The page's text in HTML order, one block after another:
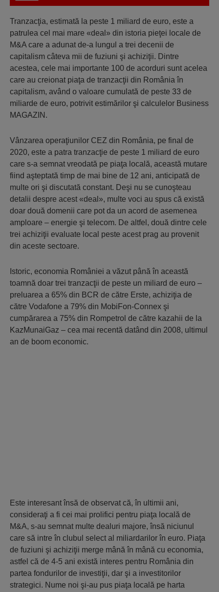
Tranzacţia, estimată la peste 1 miliard de euro, este a
patrulea cel mai mare «deal» din istoria pieţei locale de
M&A care a adunat de-a lungul a trei decenii de
capitalism câteva mii de fuziuni şi achiziţii. Dintre
acestea, cele mai importante 100 de acorduri sunt acelea
care au creionat piaţa de tranzacţii din România în
capitalism, având o valoare cumulată de peste 33 de
miliarde de euro, potrivit estimărilor şi calculelor Business
MAGAZIN.
Vânzarea operaţiunilor CEZ din România, pe final de
2020, este a patra tranzacţie de peste 1 miliard de euro
care s-a semnat vreodată pe piaţa locală, această mutare
fiind aşteptată timp de mai bine de 12 ani, anticipată de
multe ori şi discutată constant. Deşi nu se cunoşteau
detalii despre acest «deal», multe voci au spus că există
doar două domenii care pot da un acord de asemenea
amploare – energie şi telecom. De altfel, două dintre cele
trei achiziţii evaluate local peste acest prag au provenit
din aceste sectoare.
Istoric, economia României a văzut până în această
toamnă doar trei tranzacţii de peste un miliard de euro –
preluarea a 65% din BCR de către Erste, achiziţia de
către Vodafone a 79% din MobiFon-Connex şi
cumpărarea a 75% din Rompetrol de către kazahii de la
KazMunaiGaz – cea mai recentă datând din 2008, ultimul
an de boom economic.
Este interesant însă de observat că, în ultimii ani,
consideraţi a fi cei mai prolifici pentru piaţa locală de
M&A, s-au semnat multe dealuri majore, însă niciunul
care să intre în clubul select al miliardarilor în euro. Piaţa
de fuziuni şi achiziţii merge mână în mână cu economia,
astfel că de 4-5 ani există interes pentru România din
partea fondurilor de investiţii, dar şi a investitorilor
strategici. Nume noi şi-au pus piaţa locală pe harta